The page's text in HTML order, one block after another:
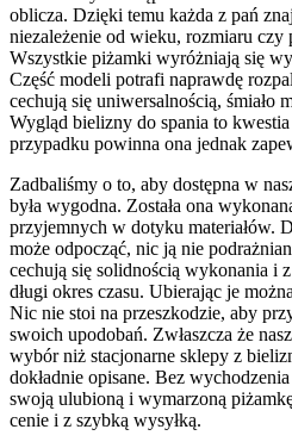
oblicza. Dzięki temu każda z pań
niezależenie od wieku, rozmiaru czy
Wszystkie piżamki wyróżniają się
Część modeli potrafi naprawdę
cechują się uniwersalnością, śmiało
Wygląd bielizny do spania to
przypadku powinna ona jednak
Zadbaliśmy o to, aby dostępna w
była wygodna. Została ona
przyjemnych w dotyku materiałów.
może odpocząć, nic ją nie
cechują się solidnością wykonania i
długi okres czasu. Ubierając je
Nic nie stoi na przeszkodzie, aby
swoich upodobań. Zwłaszcza że
wybór niż stacjonarne sklepy z
dokładnie opisane. Bez
swoją ulubioną i wymarzoną
cenie i z szybką wysyłką.